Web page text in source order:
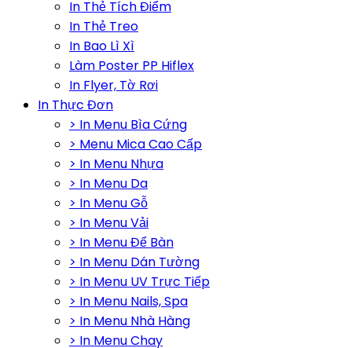
In Thẻ Tích Điểm
In Thẻ Treo
In Bao Lì Xì
Làm Poster PP Hiflex
In Flyer, Tờ Rơi
In Thực Đơn
> In Menu Bìa Cứng
> Menu Mica Cao Cấp
> In Menu Nhựa
> In Menu Da
> In Menu Gỗ
> In Menu Vải
> In Menu Để Bàn
> In Menu Dán Tường
> In Menu UV Trực Tiếp
> In Menu Nails, Spa
> In Menu Nhà Hàng
> In Menu Chay